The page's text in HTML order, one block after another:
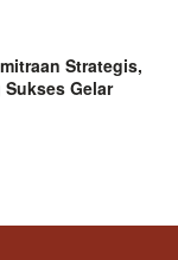
Strategis,
Gelar